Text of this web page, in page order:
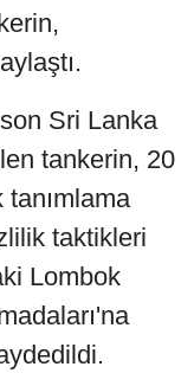
Sri Lanka
tankerin, 20
taktikleri
Lombok